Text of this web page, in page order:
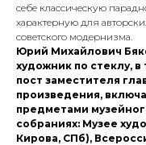
себе классическую
характерную для
советского модернизма.
Юрий Михайлович
художник по стеклу,
пост заместителя
произведения,
предметами
собраниях: Музее
Кирова, СПб),